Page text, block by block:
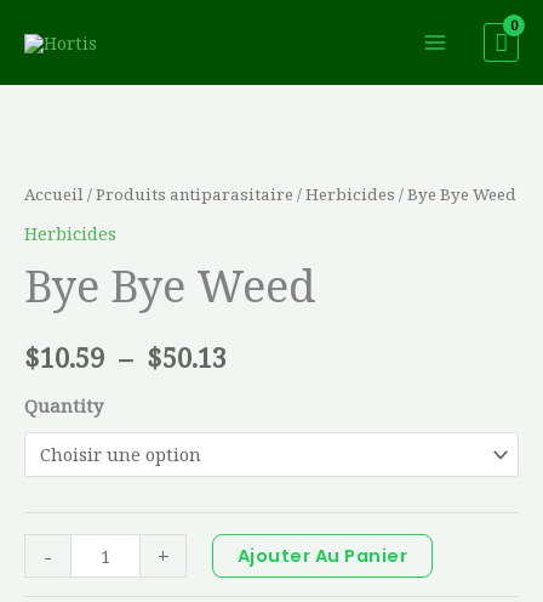
contenu
Accueil/Produits antiparasitaire /Herbicides / Bye Bye Weed
Herbicides
Bye Bye Weed
$10.59 – $50.13
de
$10.59
Quantity
-
Bye
Bye
+ Ajouter Au Panier